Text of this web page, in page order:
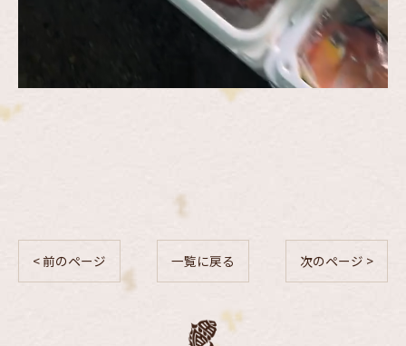
< 前のページ 一覧に戻る 次のページ >